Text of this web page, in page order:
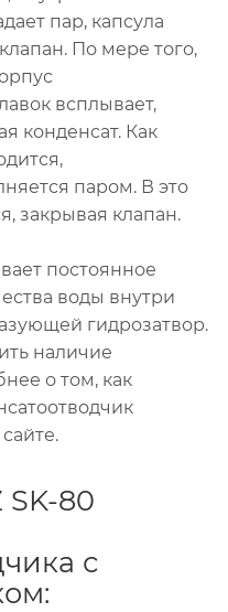
пар, капсула
По мере того,
всплывает,
конденсат. Как
паром. В это
закрывая клапан.
постоянное
воды внутри
гидрозатвор.
наличие
о том, как
SK-80
с